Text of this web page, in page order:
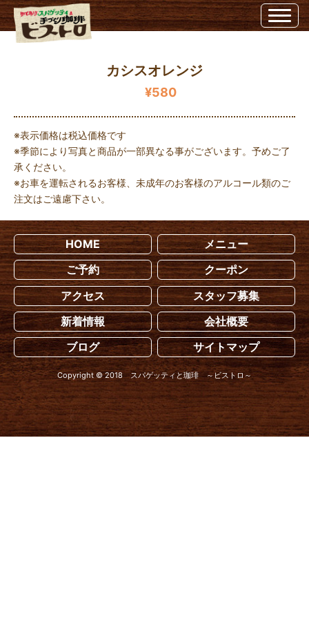
カシスオレンジ | 埼玉県越谷市のビストロ埼玉県越谷市のビストロ
カシスオレンジ
¥580
※表示価格は税込価格です
※季節により写真と商品が一部異なる事がございます。予めご了
承ください。
※お車を運転されるお客様、未成年のお客様のアルコール類のご
注文はご遠慮下さい。
HOME
メニュー
ご予約
クーポン
アクセス
スタッフ募集
新着情報
会社概要
ブログ
サイトマップ
Copyright © 2018 スパゲッティと珈琲 ～ビストロ～